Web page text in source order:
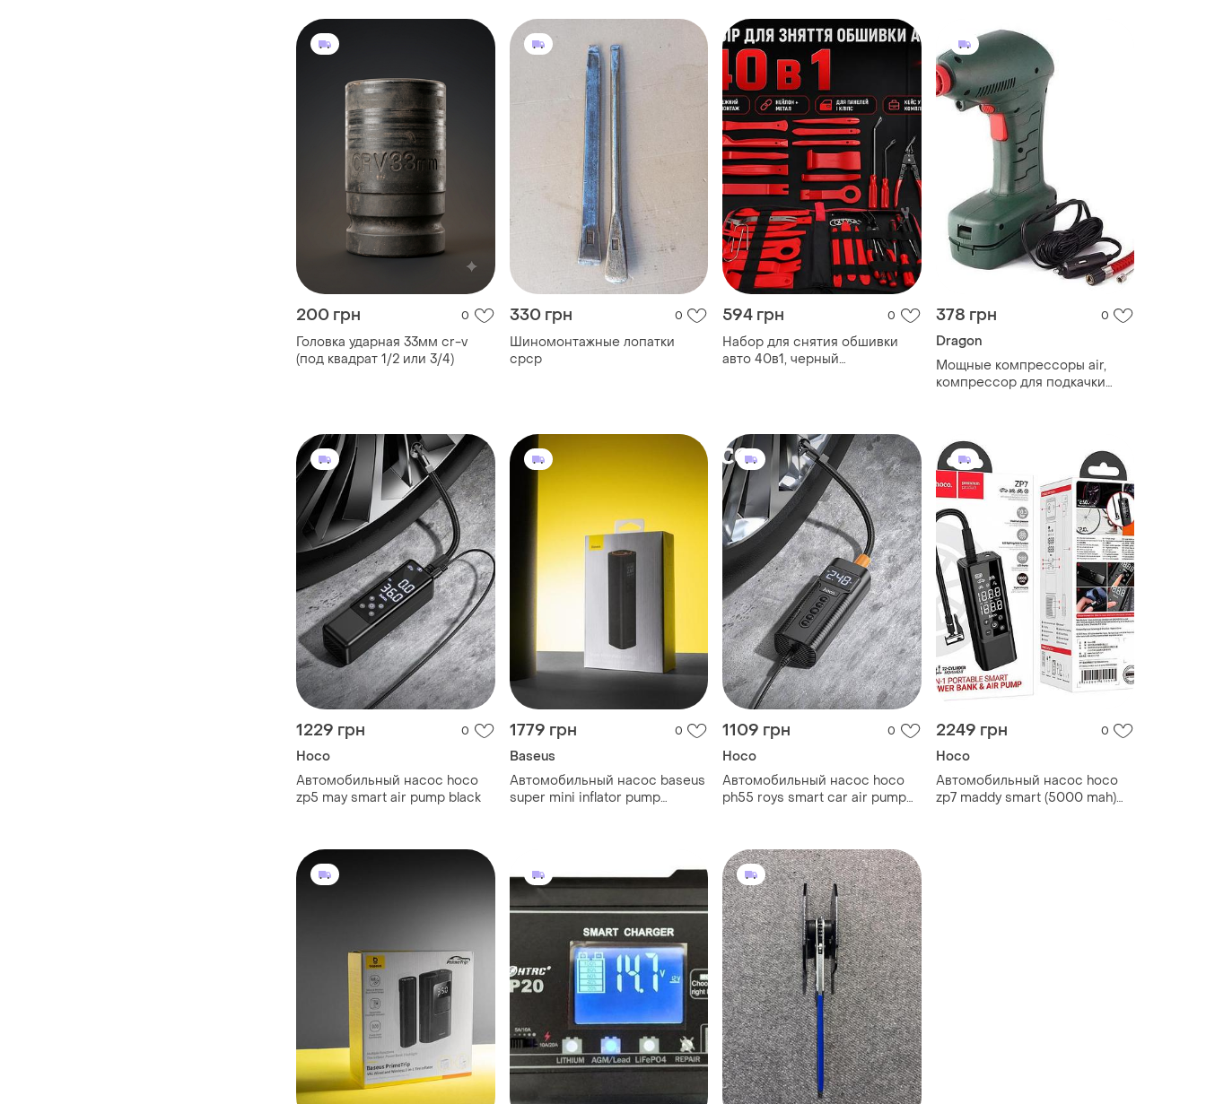
200 грн 0
Головка ударная 33мм cr-v
(под квадрат 1/2 или 3/4)
330 грн 0
Шиномонтажные лопатки
срср
594 грн 0
Набор для снятия обшивки
авто 40в1, черный
378 грн 0
Dragon
Мощные компрессоры air,
компрессор для подкачки
1229 грн 0
Hoco
Автомобильный насос hoco
zp5 may smart air pump black
1779 грн 0
Baseus
Автомобильный насос baseus
super mini inflator pump
1109 грн 0
Hoco
Автомобильный насос hoco
ph55 roys smart car air pump
2249 грн 0
Hoco
Автомобильный насос hoco
zp7 maddy smart (5000 mah)